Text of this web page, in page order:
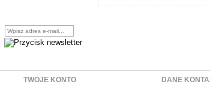
TWOJE KONTO DANE